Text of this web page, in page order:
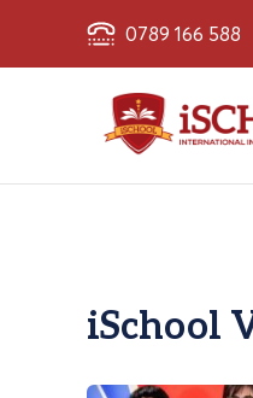
0789 166 588
iSchool